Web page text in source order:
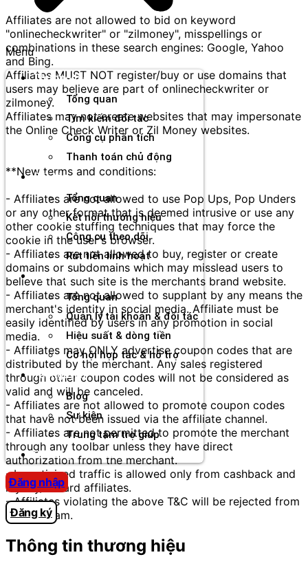
Menu
Thương hiệu
Tổng quan
Tìm kiếm đối tác
Công cụ phân tích
Thanh toán chủ động
Đối tác
Tổng quan
Kết nối thương hiệu
Công cụ theo dõi
Rút tiền linh hoạt
Agency
Tổng quan
Quản lý tài khoản & đối tác
Hiệu suất & dòng tiền
Cơ hội hợp tác & hỗ trợ
Tài nguyên
Blog
Sự kiện
Trung tâm trợ giúp
Chương Trình Creator
Đăng nhập
Đăng ký
Affiliates are not allowed to bid on keyword
"onlinecheckwriter" or "zilmoney", misspellings or
combinations in these search engines: Google, Yahoo
and Bing.
Affiliates MUST NOT register/buy or use domains that
users may believe are part of onlinecheckwriter or
zilmoney.
Affiliates may not create websites that may impersonate
the Online Check Writer or Zil Money websites.
**New terms and conditions:
- Affiliates are not allowed to use Pop Ups, Pop Unders
or any other format that is deemed intrusive or use any
other cookie stuffing techniques that may force the
cookie in the user's browser.
- Affiliates are not allowed to buy, register or create
domains or subdomains which may misslead users to
believe that such site is the merchants brand website.
- Affiliates are not allowed to supplant by any means the
merchant's identity in social media. Affiliate must be
easily identified by users in any promotion in social
media.
- Affiliates may ONLY advertise coupon codes that are
distributed by the merchant. Any sales registered
through other coupon codes will not be considered as
valid and will be canceled.
- Affiliates are not allowed to promote coupon codes
that have not been issued via the affiliate channel.
- Affiliates are not permitted to promote the merchant
through any toolbar unless they have direct
authorization from the merchant.
- Incentivised traffic is allowed only from cashback and
loyalty/reward affiliates.
- Affiliates violating the above T&C will be rejected from
the program.
Thông tin thương hiệu